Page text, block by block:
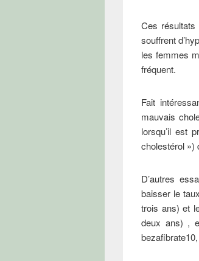
Ces
souffrent
les femmes
fréquent.
Fait
mauvais
lorsqu’il est
cholestérol »)
D’autres
baisser le
trois ans) et
deux ans) ,